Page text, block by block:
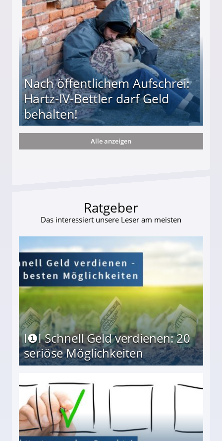
Nach öffentlichem Aufschrei:
Hartz-IV-Bettler darf Geld
behalten!
darf Geld behalten!
Alle anzeigen
Ratgeber
Das interessiert unsere Leser am meisten
I❶I Schnell Geld verdienen: 20
seriöse Möglichkeiten